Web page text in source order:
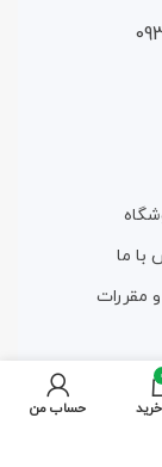
با ما
مقررات
حساب من